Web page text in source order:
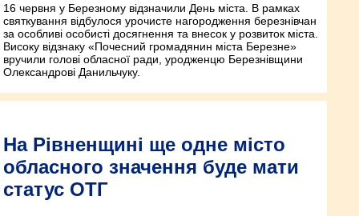
16 червня у Березному відзначили День міста. В рамках
святкування відбулося урочисте нагородження березнівчан
за особливі особисті досягнення та внесок у розвиток міста.
Високу відзнаку «Почесний громадянин міста Березне»
вручили голові обласної ради, уродженцю Березнівщини
Олександрові Данильчуку.
На Рівненщині ще одне місто
обласного значення буде мати
статус ОТГ